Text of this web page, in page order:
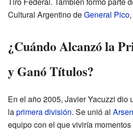
Cultural Argentino deGeneral Pico,
¿Cuándo Alcanzó la
y Ganó Títulos?
En el año 2005, Javier Yacuzzi dio
laprimera división. Se unió al
equipo con el que viviría